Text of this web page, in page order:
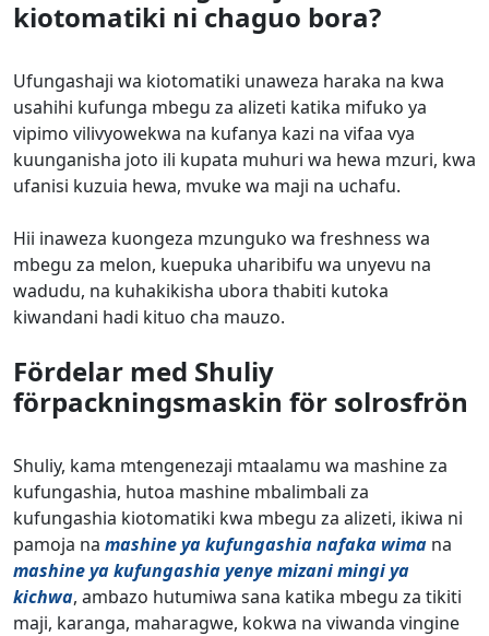
kiotomatiki ni chaguo bora?
Ufungashaji wa kiotomatiki unaweza haraka na kwa
usahihi kufunga mbegu za alizeti katika mifuko ya
vipimo vilivyowekwa na kufanya kazi na vifaa vya
kuunganisha joto ili kupata muhuri wa hewa mzuri, kwa
ufanisi kuzuia hewa, mvuke wa maji na uchafu.
Hii inaweza kuongeza mzunguko wa freshness wa
mbegu za melon, kuepuka uharibifu wa unyevu na
wadudu, na kuhakikisha ubora thabiti kutoka
kiwandani hadi kituo cha mauzo.
Fördelar med Shuliy
förpackningsmaskin för solrosfrön
Shuliy, kama mtengenezaji mtaalamu wa mashine za
kufungashia, hutoa mashine mbalimbali za
kufungashia kiotomatiki kwa mbegu za alizeti, ikiwa ni
pamoja na mashine ya kufungashia nafaka wima na
mashine ya kufungashia yenye mizani mingi ya
kichwa, ambazo hutumiwa sana katika mbegu za tikiti
maji, karanga, maharagwe, kokwa na viwanda vingine